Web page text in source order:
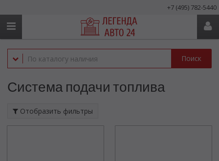
+7 (495) 782-5440
Поиск
Система подачи топлива
Отобразить фильтры